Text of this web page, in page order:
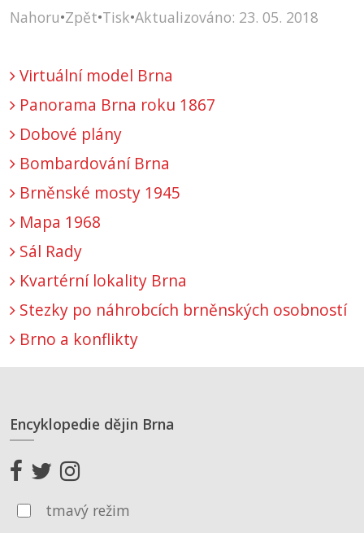
Nahoru•Zpět•Tisk•Aktualizováno: 23. 05. 2018
Virtuální model Brna
Panorama Brna roku 1867
Dobové plány
Bombardování Brna
Brněnské mosty 1945
Mapa 1968
Sál Rady
Kvartérní lokality Brna
Stezky po náhrobcích brněnských osobností
Brno a konflikty
Encyklopedie dějin Brna
tmavý režim